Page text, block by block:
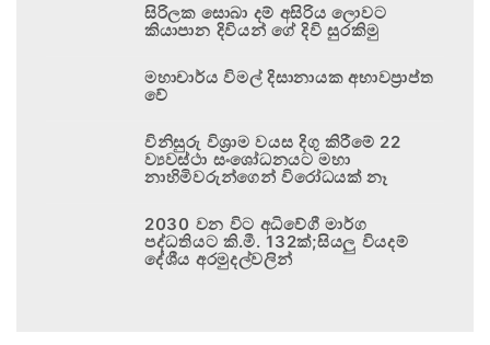
සිරිලක සොබා දම් අසිරිය ලොවට
කියාපාන දිවියන් ගේ දිවි සුරකිමු
මහාචාර්ය විමල් දිසානායක අභාවප්‍රාප්ත
වේ
විනිසුරු විශ්‍රාම වයස දිගු කිරීමේ 22
ව්‍යවස්ථා සංශෝධනයට මහා
නාහිමිවරුන්ගෙන් විරෝධයක් නෑ
2030 වන විට අධිවේගී මාර්ග
පද්ධතියට කි.මී. 132ක්;සියලු වියදම්
දේශීය අරමුදල්වලින්